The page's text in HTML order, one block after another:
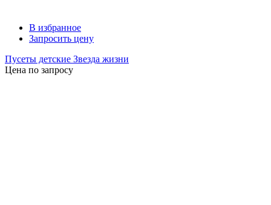
В избранное
Запросить цену
Пусеты детские Звезда жизни
Цена по запросу